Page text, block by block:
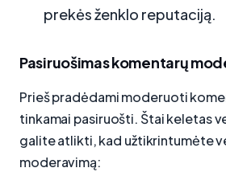
prekės ženklo reputaciją.
Pasiruošimas komentarų
Prieš pradėdami moderuoti
tinkamai pasiruošti. Štai keletas
galite atlikti, kad užtikrintumėte
moderavimą: